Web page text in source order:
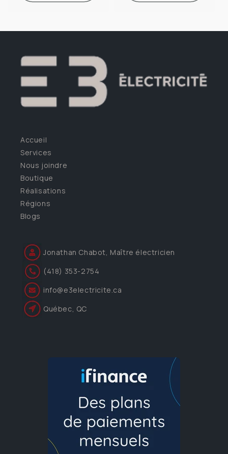
Accueil
Services
Nous joindre
Boutique
Réalisations
Régions
Blogs
Jonathan Chabot, Maître électricien
(418) 353-2754
info@e3electricite.ca
Québec, QC